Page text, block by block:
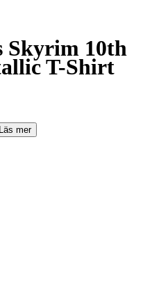
Skyrim 10th
T-Shirt
Läs mer